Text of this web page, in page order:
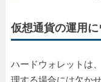
仮想通貨の運用
ハードウォレットは
理する場合には欠か